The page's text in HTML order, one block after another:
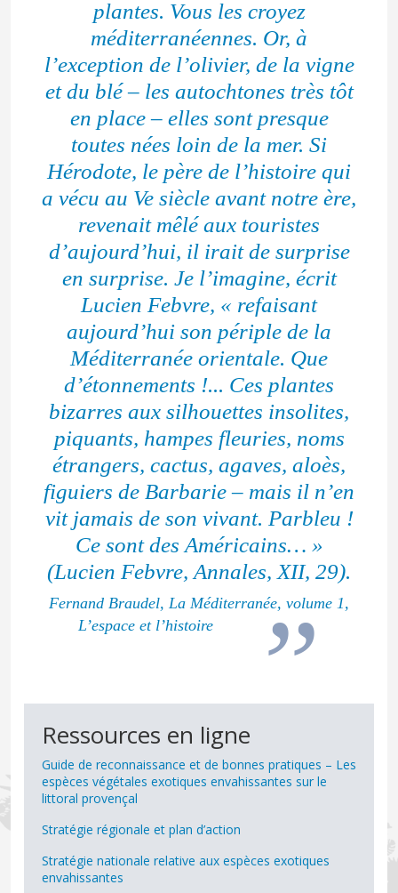
plantes. Vous les croyez
méditerranéennes. Or, à
l’exception de l’olivier, de la vigne
et du blé – les autochtones très tôt
en place – elles sont presque
toutes nées loin de la mer. Si
Hérodote, le père de l’histoire qui
a vécu au Ve siècle avant notre ère,
revenait mêlé aux touristes
d’aujourd’hui, il irait de surprise
en surprise. Je l’imagine, écrit
Lucien Febvre, « refaisant
aujourd’hui son périple de la
Méditerranée orientale. Que
d’étonnements !... Ces plantes
bizarres aux silhouettes insolites,
piquants, hampes fleuries, noms
étrangers, cactus, agaves, aloès,
figuiers de Barbarie – mais il n’en
vit jamais de son vivant. Parbleu !
Ce sont des Américains… »
(Lucien Febvre, Annales, XII, 29).
Fernand Braudel, La Méditerranée, volume 1,
L’espace et l’histoire
Ressources en ligne
Guide de reconnaissance et de bonnes pratiques – Les
espèces végétales exotiques envahissantes sur le
littoral provençal
Stratégie régionale et plan d’action
Stratégie nationale relative aux espèces exotiques
envahissantes